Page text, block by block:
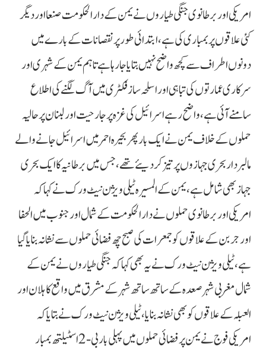
امریکی اور برطانوی جنگی طیاروں نے یمن کے دارالحکومت صنعا اور دیگر
کئی علاقوں پر بمباری کی ہے، ابتدائی طور پر نقصانات کے بارے میں
دونوں اطراف سے کچھ واضح نہیں بتایا جارہا ہے تاہم یمن کے شہری اور
سرکاری عمارتوں کی تباہی اور اسلحہ ساز فکٹری میں آگ لگنے کی اطلاع
سامنے آئی ہے، واضح رہے اسرائیل کی غزہ پر جارحیت اور لبنان پر حالیہ
حملوں کے خلاف یمن نے ایک بار پھر بحیرہ احمر میں اسرائیل جانے والے
مالبردار بحری جہازوں پر تیز کردیئے تھے، جس میں برطانیہ کا ایک بحری
جہاز بھی شامل ہے، یمن کے المسیرہ ٹیلی ویژن نیٹ ورک نے کہا کہ
امریکی اور برطانوی حملوں نے دارالحکومت کے شمال اور جنوب میں الحفا
اور جربن کے علاقوں کو جمعرات کی صبح چھ فضائی حملوں سے نشانہ بنایا گیا
ہے، ٹیلی ویژن نیٹ ورک نے یہ بھی کہا کہ جنگی طیاروں نے یمن کے
شمال مغربی شہر صعدہ کے ساتھ ساتھ شہر کے مشرق میں واقع کاہلان اور
العبلہ کے علاقوں کو بھی نشانہ بنایا، ٹیلی ویژن نیٹ ورک نے بتایا کہ
امریکی فوج نے یمن پر فضائی حملوں میں پہلی بار بی-2 اسٹیلتھ بمبار